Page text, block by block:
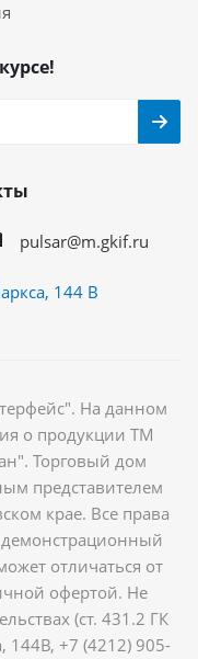
pulsar@m.gkif.ru
144 В
На данном
о продукции ТМ
Торговый дом
представителем
крае. Все права
отличаться от
офертой. Не
(ст. 431.2 ГК
144В, +7 (4212) 905-